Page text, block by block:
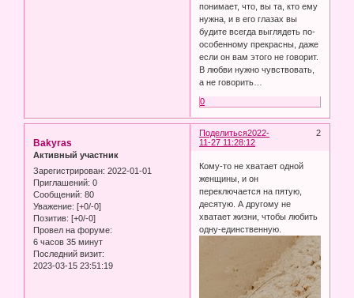
понимает, что, вы та, кто ему
нужна, и в его глазах вы
будите всегда выглядеть по-
особенному прекрасны, даже
если он вам этого не говорит.
В любви нужно чувствовать,
а не говорить…
0
Поделиться 2
2022-
11-27 11:28:12
Bakyras
Активный участник
Зарегистрирован: 2022-01-01
Приглашений: 0
Сообщений: 80
Уважение: [+0/-0]
Позитив: [+0/-0]
Провел на форуме:
6 часов 35 минут
Последний визит:
2023-03-15 23:51:19
Кому-то не хватает одной
женщины, и он
переключается на пятую,
десятую. А другому не
хватает жизни, чтобы любить
одну-единственную.